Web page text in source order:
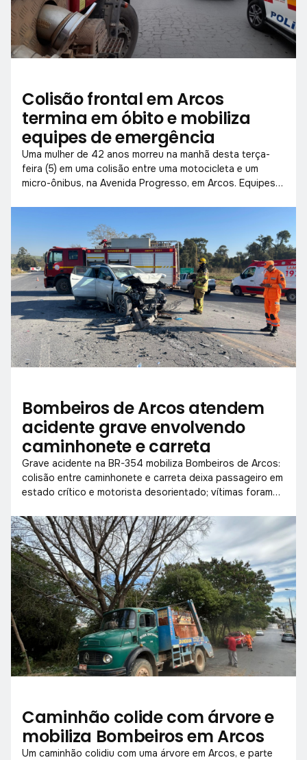
Colisão frontal em Arcos
termina em óbito e mobiliza
equipes de emergência
Uma mulher de 42 anos morreu na manhã desta terça-
feira (5) em uma colisão entre uma motocicleta e um
micro-ônibus, na Avenida Progresso, em Arcos. Equipes
Bombeiros de Arcos atendem
acidente grave envolvendo
caminhonete e carreta
Grave acidente na BR-354 mobiliza Bombeiros de Arcos:
colisão entre caminhonete e carreta deixa passageiro em
estado crítico e motorista desorientado; vítimas foram
São José.
Caminhão colide com árvore e
mobiliza Bombeiros em Arcos
Um caminhão colidiu com uma árvore em Arcos, e parte